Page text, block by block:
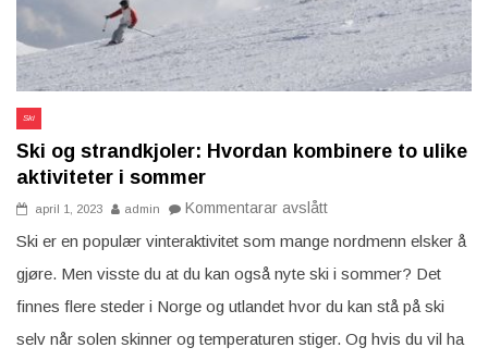
Ski
Ski og strandkjoler: Hvordan kombinere to ulike
aktiviteter i sommer
april 1, 2023 admin Kommentarar avslåttpå
og
strandkjoler:
Hvordan
kombinere
to
ulike
i
Ski er en populær vinteraktivitet som mange nordmenn elsker å
gjøre. Men visste du at du kan også nyte ski i sommer? Det
finnes flere steder i Norge og utlandet hvor du kan stå på ski
selv når solen skinner og temperaturen stiger. Og hvis du vil ha